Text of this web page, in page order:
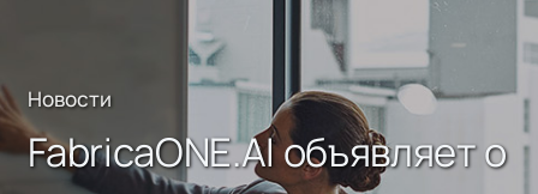
Новости
FabricaONE.AI объявляет о